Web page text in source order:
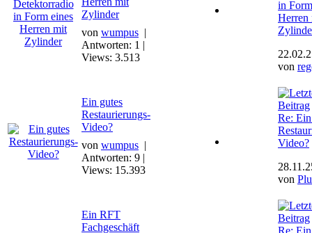
Zylinder
von wumpus |
Antworten: 1 |
Views: 3.513
in
Herren
von
Ein gutes
Restaurierungs-
Video?
von wumpus |
Antworten: 9 |
Views: 15.393
Re:
Video?
von
Ein RFT
Fachgeschäft
Re: